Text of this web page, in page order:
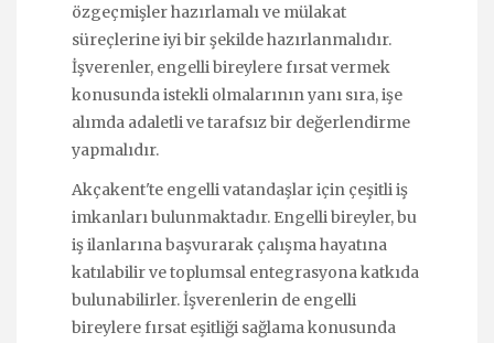
özgeçmişler hazırlamalı ve mülakat
süreçlerine iyi bir şekilde hazırlanmalıdır.
İşverenler, engelli bireylere fırsat vermek
konusunda istekli olmalarının yanı sıra, işe
alımda adaletli ve tarafsız bir değerlendirme
yapmalıdır.
Akçakent'te engelli vatandaşlar için çeşitli iş
imkanları bulunmaktadır. Engelli bireyler, bu
iş ilanlarına başvurarak çalışma hayatına
katılabilir ve toplumsal entegrasyona katkıda
bulunabilirler. İşverenlerin de engelli
bireylere fırsat eşitliği sağlama konusunda